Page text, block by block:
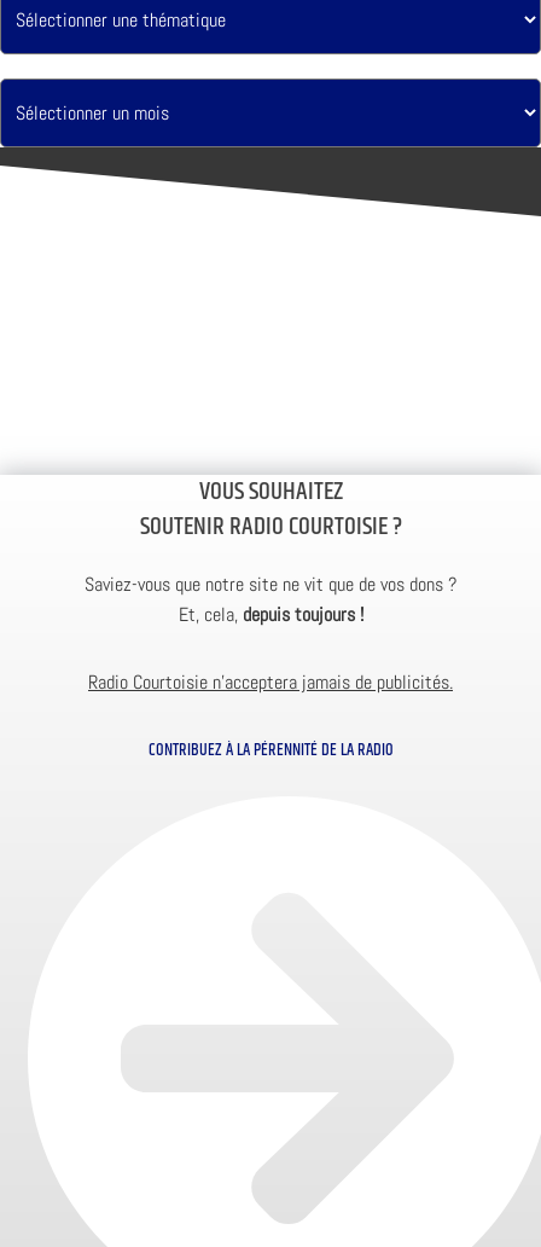
VOUS SOUHAITEZ
SOUTENIR RADIO COURTOISIE ?
Saviez-vous que notre site ne vit que de vos dons ?
Et, cela, depuis toujours !
Radio Courtoisie n’acceptera jamais de publicités.
CONTRIBUEZ À LA PÉRENNITÉ DE LA RADIO